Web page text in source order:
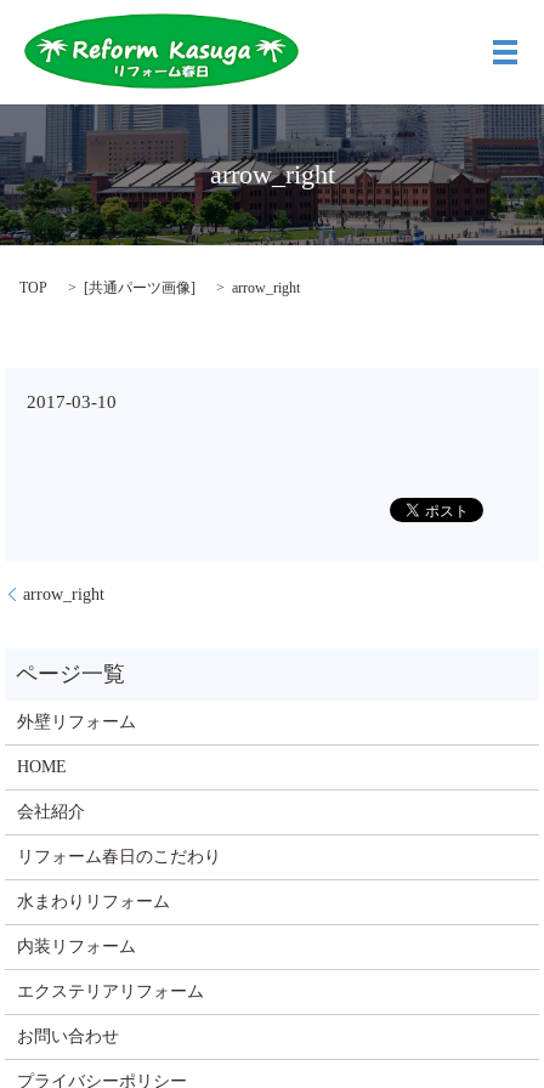
メ
arrow_right
TOP [共通パーツ画像] arrow_right
2017-03-10
arrow_right
外壁リフォーム
HOME
会社紹介
リフォーム春日のこだわり
水まわりリフォーム
内装リフォーム
エクステリアリフォーム
お問い合わせ
プライバシーポリシー